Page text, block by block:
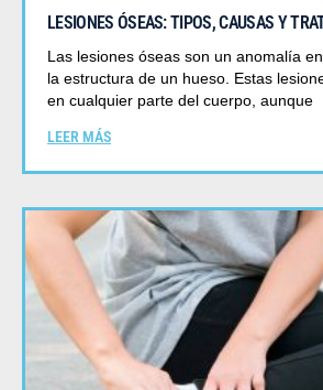
LESIONES ÓSEAS: TIPOS, CAUSAS Y
Las lesiones óseas son un anomalía
la estructura de un hueso. Estas
en cualquier parte del cuerpo, aunque
LEER MÁS